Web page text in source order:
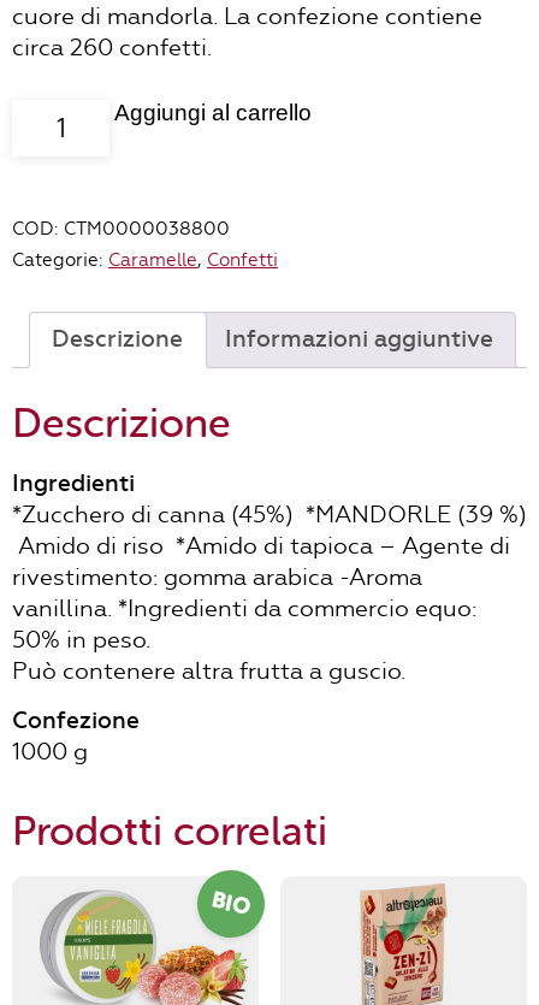
cuore di mandorla. La confezione contiene
circa 260 confetti.
Confetti
zucchero
di
quantità
Aggiungi al carrello
COD: CTM0000038800
Categorie: Caramelle, Confetti
Descrizione Informazioni aggiuntive
Descrizione
Ingredienti
*Zucchero di canna (45%)  *MANDORLE (39 %)
 Amido di riso  *Amido di tapioca – Agente di
rivestimento: gomma arabica -Aroma
vanillina. *Ingredienti da commercio equo:
50% in peso.
Può contenere altra frutta a guscio.
Confezione
1000 g
Prodotti correlati
BIO